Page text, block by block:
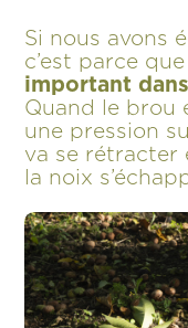
Si nous avons
c’est parce
important
Quand le brou
une pression
va se rétracter
la noix